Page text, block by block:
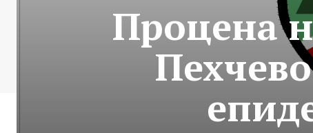
Процена